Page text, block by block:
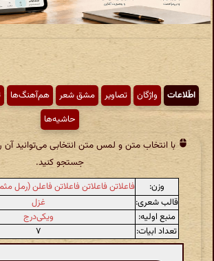
اطّلاعات واژگان تصاویر مشق شعر هم‌آهنگ‌ها
حاشیه‌ها
با انتخاب متن و لمس متن انتخابی می‌توانید آن
جستجو کنید.
وزن:
فاعلاتن فاعلاتن فاعلاتن فاعلن (رمل
قالب شعری:
غزل
منبع اولیه:
ویکی‌درج
تعداد ابیات:
۷